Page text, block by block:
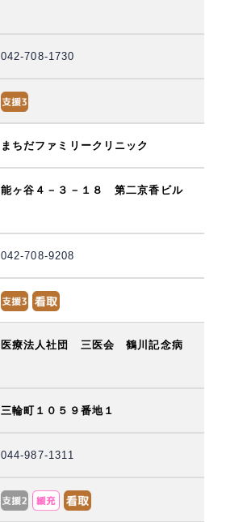
042-708-1730
まちだファミリークリニック
能ヶ谷４－３－１８ 第二京香ビル
042-708-9208
医療法人社団 三医会 鶴川記念病
三輪町１０５９番地１
044-987-1311